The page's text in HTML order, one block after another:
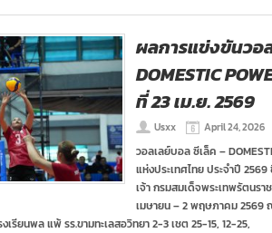
ผลการแข่งขันวอ
DOMESTIC
ที่ 23 เม.ย. 2569
Usxx April 24, 2026
วอลเลย์บอล ซีเล็ค –
แห่งประเทศไทย ประจำปี
เจ้า กรมสมเด็จพระเทพรัตนรา
เมษายน – 2 พฤษภาคม 2569
เรียนพล แพ้ รร.ขามทะเลสอวิทยา 2-3 เชต 25-15, 12-25,